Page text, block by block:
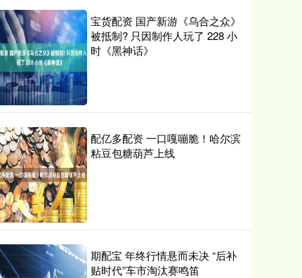
宝货配资 国产新游《乌合之众》
被抵制? 只因制作人玩了 228 小
时《黑神话》
配亿多配资 一口嘎嘣脆！哈尔滨
粘豆包糖葫芦上线
期配宝 年终行情悬而未决 “后补
贴时代”车市淘汰赛鸣笛